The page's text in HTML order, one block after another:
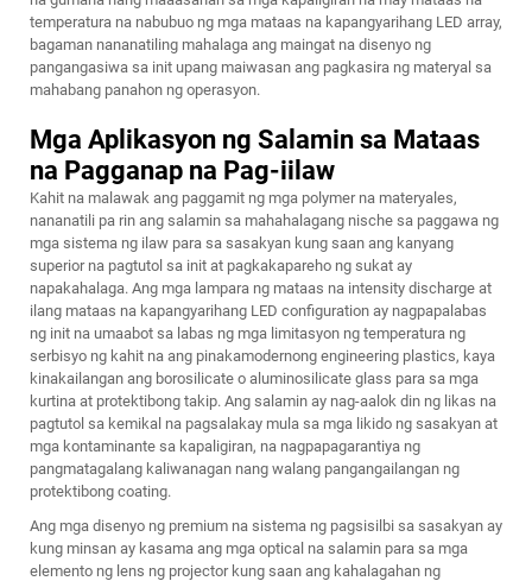
temperatura na nabubuo ng mga mataas na kapangyarihang LED array,
bagaman nananatiling mahalaga ang maingat na disenyo ng
pangangasiwa sa init upang maiwasan ang pagkasira ng materyal sa
mahabang panahon ng operasyon.
Mga Aplikasyon ng Salamin sa Mataas
na Pagganap na Pag-iilaw
Kahit na malawak ang paggamit ng mga polymer na materyales,
nananatili pa rin ang salamin sa mahahalagang nische sa paggawa ng
mga sistema ng ilaw para sa sasakyan kung saan ang kanyang
superior na pagtutol sa init at pagkakapareho ng sukat ay
napakahalaga. Ang mga lampara ng mataas na intensity discharge at
ilang mataas na kapangyarihang LED configuration ay nagpapalabas
ng init na umaabot sa labas ng mga limitasyon ng temperatura ng
serbisyo ng kahit na ang pinakamodernong engineering plastics, kaya
kinakailangan ang borosilicate o aluminosilicate glass para sa mga
kurtina at protektibong takip. Ang salamin ay nag-aalok din ng likas na
pagtutol sa kemikal na pagsalakay mula sa mga likido ng sasakyan at
mga kontaminante sa kapaligiran, na nagpapagarantiya ng
pangmatagalang kaliwanagan nang walang pangangailangan ng
protektibong coating.
Ang mga disenyo ng premium na sistema ng pagsisilbi sa sasakyan ay
kung minsan ay kasama ang mga optical na salamin para sa mga
elemento ng lens ng projector kung saan ang kahalagahan ng